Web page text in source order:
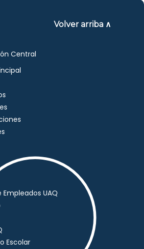
Volver arriba ∧
Central
UAQ
Escolar